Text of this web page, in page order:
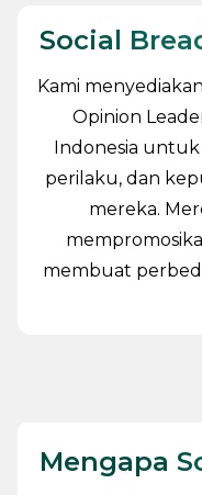
Social
Kami
Opinion
Indonesia
perilaku, dan
mereka.
membuat
Mengapa